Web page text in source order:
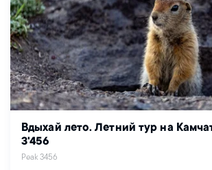
Вдыхай лето. Летний тур на
3'456
Peak 3456